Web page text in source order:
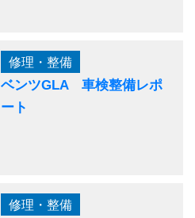
修理・整備
ベンツGLA 車検整備レポ
ート
修理・整備